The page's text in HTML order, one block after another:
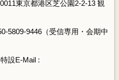
港区芝公園2-2-13 観
（受信専用・会期中
Mail :